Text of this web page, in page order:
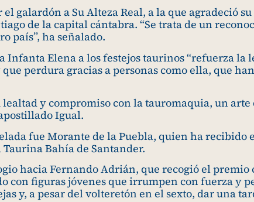
galardón a Su Alteza Real, a la que agradeció
de la capital cántabra. “Se trata de un
país”, ha señalado.
Infanta Elena a los festejos taurinos “refuerza
perdura gracias a personas como ella, que
lealtad y compromiso con la tauromaquia, un
Igual.
fue Morante de la Puebla, quien ha
Bahía de Santander.
hacia Fernando Adrián, que recogió el
con figuras jóvenes que irrumpen con fuerza y
y, a pesar del volteretón en el sexto, dar una